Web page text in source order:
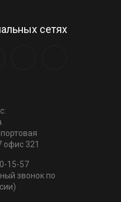
сетях
офис 321
15-57
звонок по